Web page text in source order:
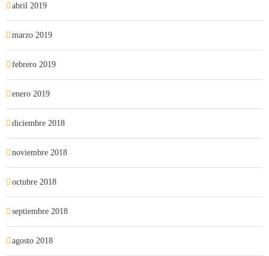
abril 2019
marzo 2019
febrero 2019
enero 2019
diciembre 2018
noviembre 2018
octubre 2018
septiembre 2018
agosto 2018